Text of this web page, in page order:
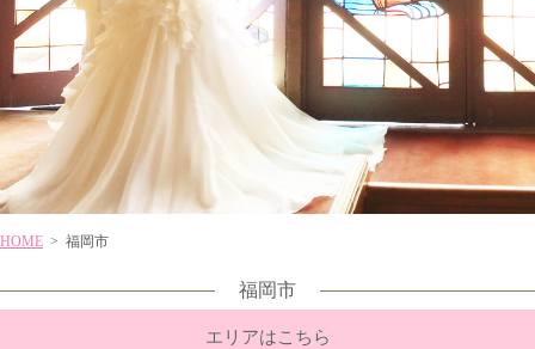
HOME > 福岡市
福岡市
エリアはこちら